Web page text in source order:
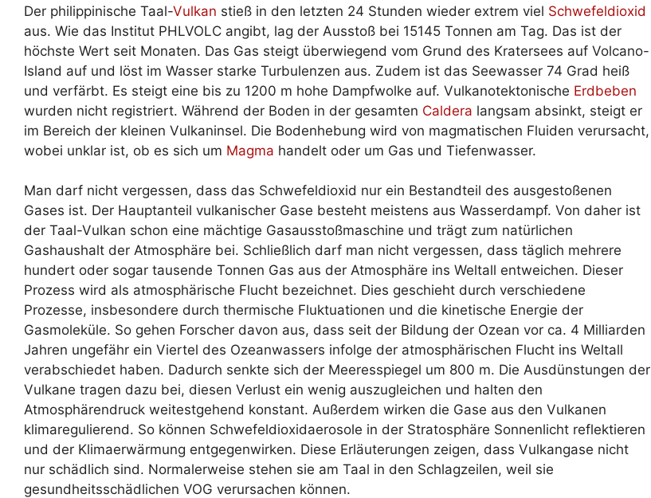
Der philippinische Taal-Vulkan stieß in den letzten 24 Stunden wieder extrem viel Schwefeldioxid
aus. Wie das Institut PHLVOLC angibt, lag der Ausstoß bei 15145 Tonnen am Tag. Das ist der
höchste Wert seit Monaten. Das Gas steigt überwiegend vom Grund des Kratersees auf Volcano-
Island auf und löst im Wasser starke Turbulenzen aus. Zudem ist das Seewasser 74 Grad heiß
und verfärbt. Es steigt eine bis zu 1200 m hohe Dampfwolke auf. Vulkanotektonische Erdbeben
wurden nicht registriert. Während der Boden in der gesamten Caldera langsam absinkt, steigt er
im Bereich der kleinen Vulkaninsel. Die Bodenhebung wird von magmatischen Fluiden verursacht,
wobei unklar ist, ob es sich um Magma handelt oder um Gas und Tiefenwasser.
Man darf nicht vergessen, dass das Schwefeldioxid nur ein Bestandteil des ausgestoßenen
Gases ist. Der Hauptanteil vulkanischer Gase besteht meistens aus Wasserdampf. Von daher ist
der Taal-Vulkan schon eine mächtige Gasausstoßmaschine und trägt zum natürlichen
Gashaushalt der Atmosphäre bei. Schließlich darf man nicht vergessen, dass täglich mehrere
hundert oder sogar tausende Tonnen Gas aus der Atmosphäre ins Weltall entweichen. Dieser
Prozess wird als atmosphärische Flucht bezeichnet. Dies geschieht durch verschiedene
Prozesse, insbesondere durch thermische Fluktuationen und die kinetische Energie der
Gasmoleküle. So gehen Forscher davon aus, dass seit der Bildung der Ozean vor ca. 4 Milliarden
Jahren ungefähr ein Viertel des Ozeanwassers infolge der atmosphärischen Flucht ins Weltall
verabschiedet haben. Dadurch senkte sich der Meeresspiegel um 800 m. Die Ausdünstungen der
Vulkane tragen dazu bei, diesen Verlust ein wenig auszugleichen und halten den
Atmosphärendruck weitestgehend konstant. Außerdem wirken die Gase aus den Vulkanen
klimaregulierend. So können Schwefeldioxidaerosole in der Stratosphäre Sonnenlicht reflektieren
und der Klimaerwärmung entgegenwirken. Diese Erläuterungen zeigen, dass Vulkangase nicht
nur schädlich sind. Normalerweise stehen sie am Taal in den Schlagzeilen, weil sie
gesundheitsschädlichen VOG verursachen können.